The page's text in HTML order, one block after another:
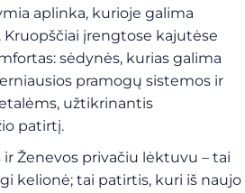
aplinka, kurioje galima
įrengtose kajutėse
sėdynės, kurias galima
pramogų sistemos ir
užtikrinantis
patirtį.
Ženevos privačiu lėktuvu – tai
kelionė; tai patirtis, kuri iš naujo